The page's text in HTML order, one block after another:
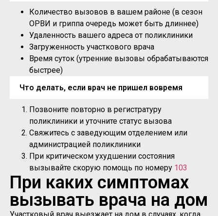
Количество вызовов в вашем районе (в сезон
ОРВИ и гриппа очередь может быть длиннее)
Удаленность вашего адреса от поликлиники
Загруженность участкового врача
Время суток (утренние вызовы обрабатываются
быстрее)
Что делать, если врач не пришел вовремя
Позвоните повторно в регистратуру
поликлиники и уточните статус вызова
Свяжитесь с заведующим отделением или
администрацией поликлиники
При критическом ухудшении состояния
вызывайте скорую помощь по номеру 103
При каких симптомах
вызывать врача на дом